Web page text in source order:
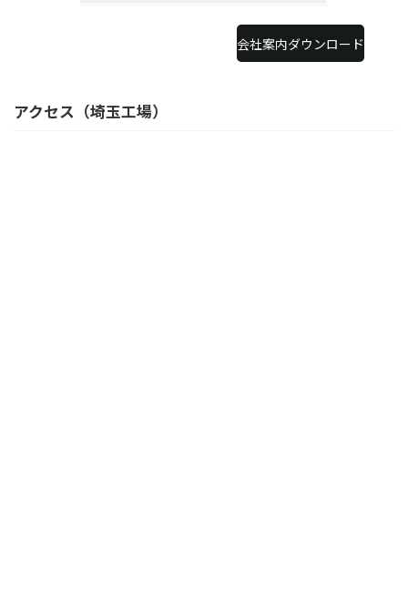
会社案内ダウンロード
アクセス（埼玉工場）